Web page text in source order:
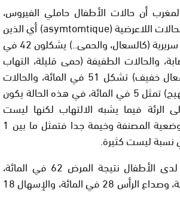
أن حالات الأطفال حاملي الفيروس،
الذين يصنفون ضمن الحالات اللاعرضية (asymtomtique) أي الذين
لا تظهر عليهم أعراض سريرية (كالسعال، والحمى..) يشكلون 42 في
والحالات الطفيفة (حمى قليلة، التهاب
في الحلق والأنف، سعال خفيف) تشكل 51 في المائة، والحالات
المتوسطة (يرافقها نهيج) تمثل 5 في المائة، في هذه الحالة يكون
فيما يشبه الالتهاب لكنها ليست
وضعية خطيرة، أما الوضعية المصنفة وخيمة جدا فتمثل ما بين 1
وتمثل حالات الحمى لدى الأطفال نتيجة المرض 62 في المائة،
والسعال 76 في المائة، وصداع الرأس 28 في المائة، والإسهال 18